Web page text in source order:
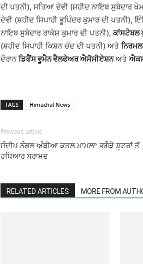
ਦੀ ਪਤਨੀ), ਸਤਿਆ ਦੇਵੀ (ਸ਼ਹੀਦ ਨਾਇਬ ਸੁਬੇਦਾਰ
ਦੇਵੀ (ਸ਼ਹੀਦ ਸਿਪਾਹੀ ਭੂਪਿੰਦਰ ਕੁਮਾਰ ਦੀ ਪਤਨੀ),
ਨਾਇਬ ਸੁਬੇਦਾਰ ਰਾਕੇਸ਼ ਕੁਮਾਰ ਦੀ ਪਤਨੀ),ਕਾਂਸਟੇਬਲ
(ਸ਼ਹੀਦ ਸਿਪਾਹੀ ਕਿਸ਼ਨ ਚੰਦ ਦੀ ਪਤਨੀ) ਅਤੇ
ਦੌਰਾਨਡਿਫੈਂਸ ਵੂਮੈਨ ਵੈਲਫੇਅਰ ਐਸੋਸੀਏਸ਼ਨਅਤੇ
TAGS Himachal News
Previous article
ਸੰਦੀਪ ਨੰਗਲ ਅੰਬੀਆ ਕਤਲ ਮਾਮਲਾ: ਭਗੌੜੇ ਸ਼ੂਟਰਾਂ ਤੋਂ
ਹਥਿਆਰ ਬਰਾਮਦ
RELATED ARTICLES MORE FROM